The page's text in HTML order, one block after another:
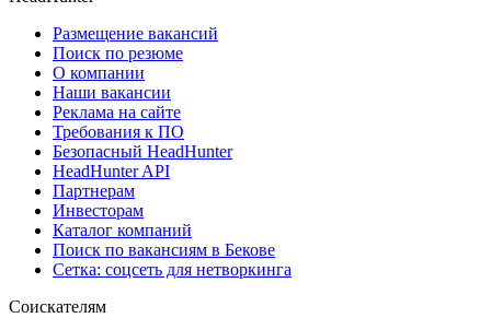
Размещение вакансий
Поиск по резюме
О компании
Наши вакансии
Реклама на сайте
Требования к ПО
Безопасный HeadHunter
HeadHunter API
Партнерам
Инвесторам
Каталог компаний
Поиск по вакансиям в Бекове
Сетка: соцсеть для нетворкинга
Соискателям